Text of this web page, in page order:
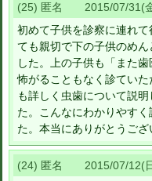
(25) 匿名 2015/07/31(
初めて子供を診察に連れ
ても親切で下の子供のめ
した。上の子供も「また
怖がることもなく診てい
も詳しく虫歯について説
た。こんなにわかりやす
た。本当にありがとうござ
(24) 匿名 2015/07/12(